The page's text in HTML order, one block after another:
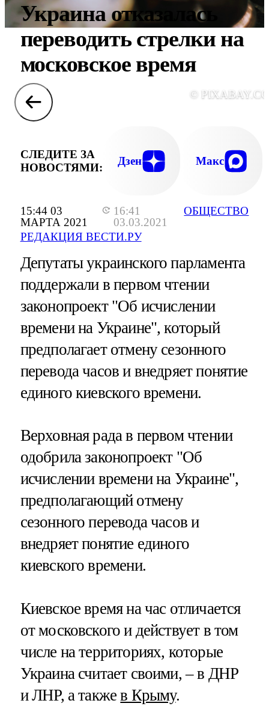
15:44 03
МАРТА 2021
16:41
03.03.2021
РЕДАКЦИЯ ВЕСТИ.РУ
ОБЩЕСТВО
Украина отказалась
переводить стрелки на
московское время
©
СЛЕДИТЕ ЗА
НОВОСТЯМИ:
Дзен Макс
Депутаты украинского парламента
поддержали в первом чтении
законопроект "Об исчислении
времени на Украине", который
предполагает отмену сезонного
перевода часов и внедряет понятие
единого киевского времени.
Верховная рада в первом чтении
одобрила законопроект "Об
исчислении времени на Украине",
предполагающий отмену
сезонного перевода часов и
внедряет понятие единого
киевского времени.
Киевское время на час отличается
от московского и действует в том
числе на территориях, которые
Украина считает своими, – в ДНР
и ЛНР, а такжев Крыму.